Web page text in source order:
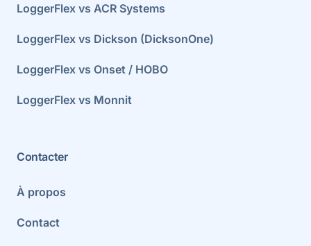
LoggerFlex vs ACR Systems
LoggerFlex vs Dickson (DicksonOne)
LoggerFlex vs Onset / HOBO
LoggerFlex vs Monnit
Contacter
À propos
Contact